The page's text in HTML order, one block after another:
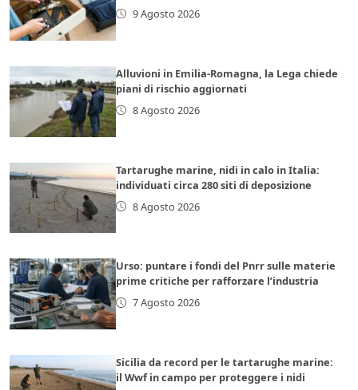
9 Agosto 2026
Alluvioni in Emilia-Romagna, la Lega chiede
piani di rischio aggiornati
8 Agosto 2026
Tartarughe marine, nidi in calo in Italia:
individuati circa 280 siti di deposizione
8 Agosto 2026
Urso: puntare i fondi del Pnrr sulle materie
prime critiche per rafforzare l’industria
7 Agosto 2026
Sicilia da record per le tartarughe marine:
il Wwf in campo per proteggere i nidi